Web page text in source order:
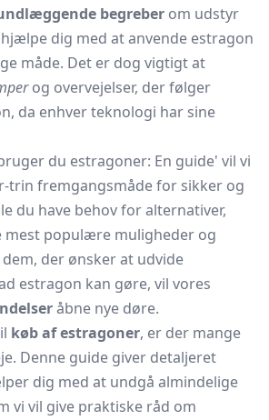
begreber om udstyr
dig med at anvende estragon
måde. Det er dog vigtigt at
og overvejelser, der følger
da enhver teknologi har sine
du estragoner: En guide' vil vi
trin fremgangsmåde for sikker og
du have behov for alternativer,
mest populære muligheder og
der ønsker at udvide
estragon kan gøre, vil vores
åbne nye døre.
køb af estragoner, er der mange
Denne guide giver detaljeret
dig med at undgå almindelige
vi vil give praktiske råd om